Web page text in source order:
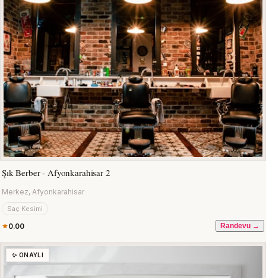
Şık Berber - Afyonkarahisar 2
Merkez, Afyonkarahisar
Saç Kesimi
0.00 Randevu →
✨ ONAYLI